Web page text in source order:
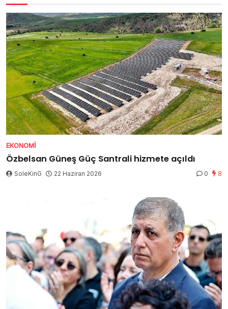
EKONOMI
Özbelsan Güneş Güç Santrali hizmete açıldı
SoleKinG 22 Haziran 2026 0 8